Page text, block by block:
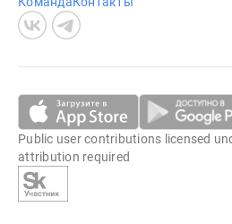
Public user contributions licensed
attribution required